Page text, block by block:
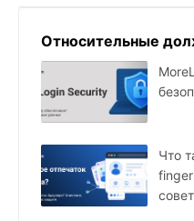
Относительные
Что